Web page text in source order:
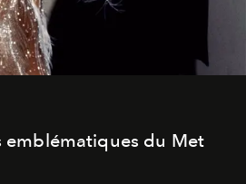
emblématiques du Met